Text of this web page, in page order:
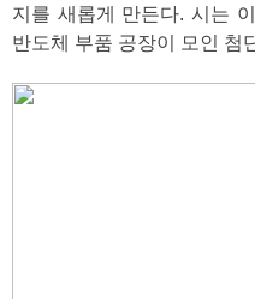
지를 새롭게 만든다. 시는
반도체 부품 공장이 모인 첨